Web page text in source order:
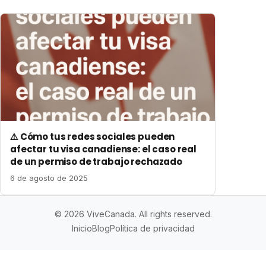
⚠️ Cómo tus redes sociales pueden
afectar tu visa canadiense: el caso real
de un permiso de trabajo rechazado
6 de agosto de 2025
© 2026 ViveCanada. All rights reserved.
InicioBlogPolítica de privacidad